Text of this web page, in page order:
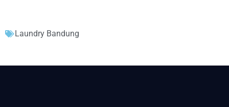
Laundry Bandung